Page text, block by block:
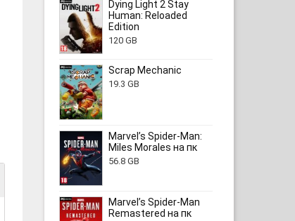
Dying Light 2 Stay
Human: Reloaded
Edition
120 GB
Scrap Mechanic
19.3 GB
Marvel’s Spider-Man:
Miles Morales на пк
56.8 GB
Marvel’s Spider-Man
Remastered на пк